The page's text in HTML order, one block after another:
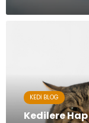
KEDI BLOG
Kedilere